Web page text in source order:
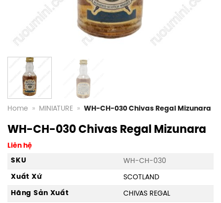
Home » MINIATURE » WH-CH-030 Chivas Regal Mizunara
WH-CH-030 Chivas Regal Mizunara
Liên hệ
SKU
WH-CH-030
Xuất Xứ
SCOTLAND
Hãng Sản Xuất
CHIVAS REGAL